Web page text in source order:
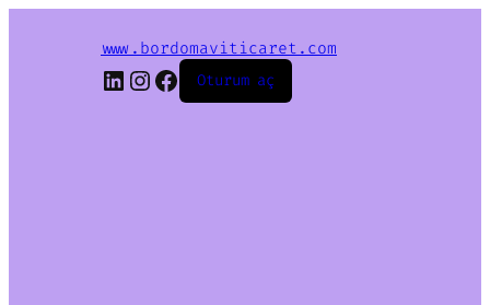
www.bordomaviticaret.com
LinkedIn
Instagram
Facebook
Oturum aç